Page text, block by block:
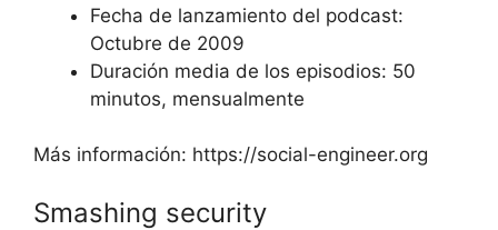
Fecha de lanzamiento del podcast:
Octubre de 2009
Duración media de los episodios: 50
minutos, mensualmente
Más información: https://social-engineer.org
Smashing security